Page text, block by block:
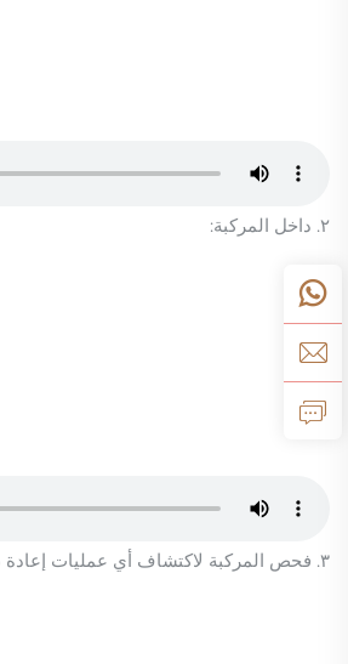
٢. داخل المركبة:
٣. فحص المركبة لاكتشاف أي عمليات إعادة طلاء: